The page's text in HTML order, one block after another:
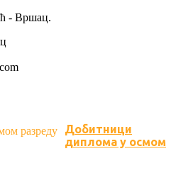
- Вршац.
Добитници
диплома у осмом